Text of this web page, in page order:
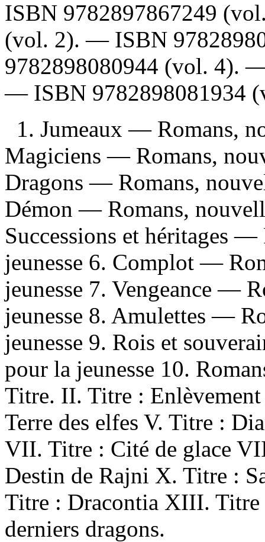
ISBN 9782897867249
(vol. 2). — ISBN
9782898080944 (vol. 4).
— ISBN 9782898081934
1. Jumeaux — Romans,
Magiciens — Romans,
Dragons — Romans,
Démon — Romans,
Successions et héritages
jeunesse 6. Complot —
jeunesse 7. Vengeance —
jeunesse 8. Amulettes —
jeunesse 9. Rois et
pour la jeunesse 10.
Titre. II. Titre :
Terre des elfes V. Titre :
VII. Titre : Cité de glace
Destin de Rajni X. Titre :
Titre : Dracontia XIII.
derniers dragons.